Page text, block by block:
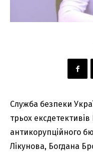
Служба безпеки
трьох
антикорупційного
Лікунова, Богдана